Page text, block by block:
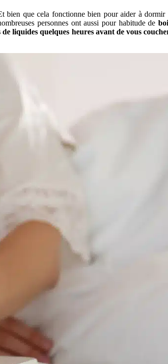
bien que cela fonctionne bien pour aider à dormir
personnes ont aussi pour habitude de
liquides quelques heures avant de vous